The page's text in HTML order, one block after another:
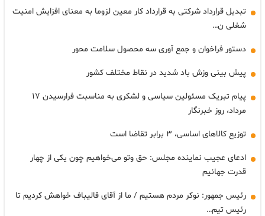
تبدیل قرارداد شرکتی به قرارداد کار معین لزوما به معنای افزایش امنیت
شغلی ن…
دستور فراخوان و جمع آوری سه محصول سلامت محور
پیش بینی وزش باد شدید در نقاط مختلف کشور
پیام تبریک مسئولین سیاسی و لشکری به مناسبت فرارسیدن ۱۷
مرداد، روز خبرنگار
توزیع کالاهای اساسی، ۳ برابر تقاضا است
ادعای عجیب نماینده مجلس: حق وتو می‌خواهیم چون یکی از چهار
قدرت جهانیم
رئیس جمهور: نوکر مردم هستیم / ما از آقای قالیباف خواهش کردیم تا
رئیس تیم…